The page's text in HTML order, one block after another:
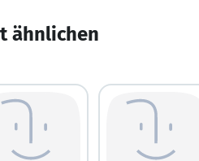
ähnlichen